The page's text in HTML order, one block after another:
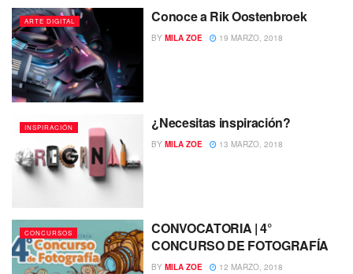
ARTE DIGITAL Conoce a Rik Oostenbroek
BY MILA ZOE 19 MARZO, 2018
INSPIRACIÓN ¿Necesitas inspiración?
BY MILA ZOE 13 MARZO, 2018
CONCURSOS
CONVOCATORIA | 4°
CONCURSO DE FOTOGRAFÍA
BY MILA ZOE 12 MARZO, 2018